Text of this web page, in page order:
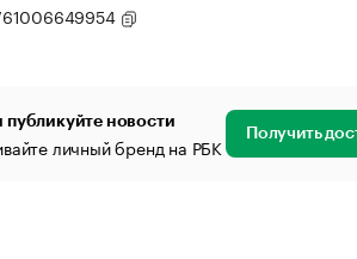
новости
личный бренд на РБК Получить